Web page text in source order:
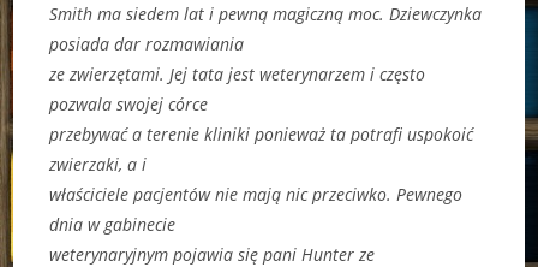
Smith ma siedem lat i pewną magiczną moc. Dziewczynka
posiada dar rozmawiania
ze zwierzętami. Jej tata jest weterynarzem i często
pozwala swojej córce
przebywać a terenie kliniki ponieważ ta potrafi uspokoić
zwierzaki, a i
właściciele pacjentów nie mają nic przeciwko. Pewnego
dnia w gabinecie
weterynaryjnym pojawia się pani Hunter ze